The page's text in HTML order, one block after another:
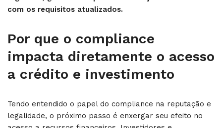
com os requisitos atualizados.
Por que o compliance
impacta diretamente o acesso
a crédito e investimento
Tendo entendido o papel do compliance na reputação e
legalidade, o próximo passo é enxergar seu efeito no